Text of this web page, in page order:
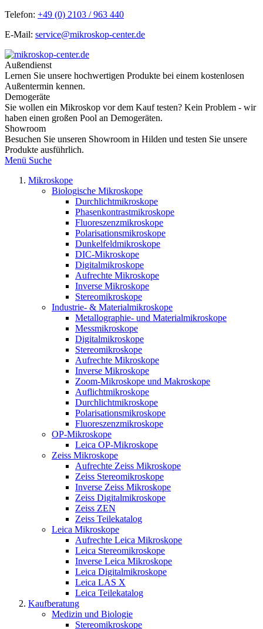
Telefon: +49 (0) 2103 / 963 440
E-Mail: service@mikroskop-center.de
Außendienst
Lernen Sie unsere hochwertigen Produkte bei einem kostenlosen
Außentermin kennen.
Demogeräte
Sie wollen ein Mikroskop vor dem Kauf testen? Kein Problem - wir
haben einen großen Pool an Demogeräten.
Showroom
Besuchen Sie unseren Showroom in Hilden und testen Sie unsere
Produkte ausführlich.
Menü Suche
Mikroskope
Biologische Mikroskope
Durchlichtmikroskope
Phasenkontrastmikroskope
Fluoreszenzmikroskope
Polarisationsmikroskope
Dunkelfeldmikroskope
DIC-Mikroskope
Digitalmikroskope
Aufrechte Mikroskope
Inverse Mikroskope
Stereomikroskope
Industrie- & Materialmikroskope
Metallographie- und Materialmikroskope
Messmikroskope
Digitalmikroskope
Stereomikroskope
Aufrechte Mikroskope
Inverse Mikroskope
Zoom-Mikroskope und Makroskope
Auflichtmikroskope
Durchlichtmikroskope
Polarisationsmikroskope
Fluoreszenzmikroskope
OP-Mikroskope
Leica OP-Mikroskope
Zeiss Mikroskope
Aufrechte Zeiss Mikroskope
Zeiss Stereomikroskope
Inverse Zeiss Mikroskope
Zeiss Digitalmikroskope
Zeiss ZEN
Zeiss Teilekatalog
Leica Mikroskope
Aufrechte Leica Mikroskope
Leica Stereomikroskope
Inverse Leica Mikroskope
Leica Digitalmikroskope
Leica LAS X
Leica Teilekatalog
Kaufberatung
Medizin und Biologie
Stereomikroskope